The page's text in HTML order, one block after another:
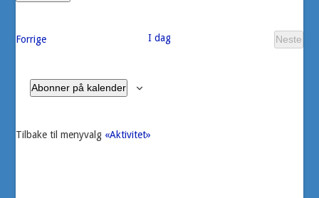
ForrigeArrangementer I dag
Neste
Abonner på kalender
Tilbake til menyvalg «Aktivitet»